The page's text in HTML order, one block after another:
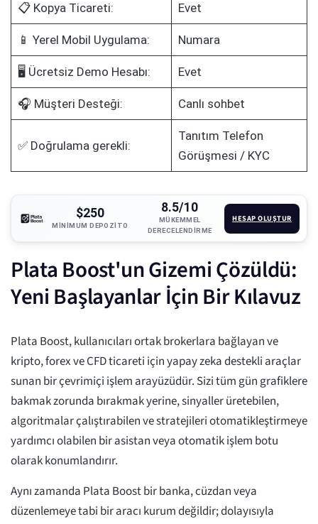
📋 Kopya Ticareti: Evet
📱 Yerel Mobil Uygulama: Numara
🖥️ Ücretsiz Demo Hesabı: Evet
🎧 Müşteri Desteği: Canlı sohbet
✅ Doğrulama gerekli:
Tanıtım Telefon
Görüşmesi / KYC
$250
MINIMUM DEPOZITO
8.5/10
MÜKEMMEL
DERECELENDIRME
HESAP OLUŞTUR
Plata Boost'un Gizemi Çözüldü:
Yeni Başlayanlar İçin Bir Kılavuz
Plata Boost, kullanıcıları ortak brokerlara bağlayan ve
kripto, forex ve CFD ticareti için yapay zeka destekli araçlar
sunan bir çevrimiçi işlem arayüzüdür. Sizi tüm gün grafiklere
bakmak zorunda bırakmak yerine, sinyaller üretebilen,
algoritmalar çalıştırabilen ve stratejileri otomatikleştirmeye
yardımcı olabilen bir asistan veya otomatik işlem botu
olarak konumlandırır.
Aynı zamanda Plata Boost bir banka, cüzdan veya
düzenlemeye tabi bir aracı kurum değildir; dolayısıyla